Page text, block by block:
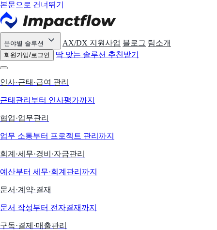
본문으로 건너뛰기
분야별 솔루션 AX/DX 지원사업 블로그 팀소개
회원가입/로그인 딱 맞는 솔루션 추천받기
인사·근태·급여 관리
근태관리부터 인사평가까지
협업·업무관리
업무 소통부터 프로젝트 관리까지
회계·세무·경비·자금관리
예산부터 세무·회계관리까지
문서·계약·결재
문서 작성부터 전자결재까지
구독·결제·매출관리